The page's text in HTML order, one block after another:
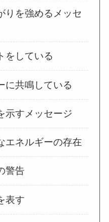
りを強めるメッセ
をしている
に共鳴している
示すメッセージ
エネルギーの存在
警告
表す